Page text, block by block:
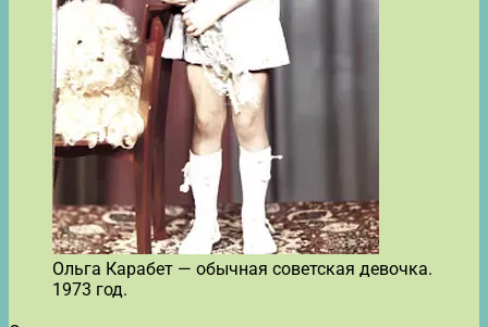
Ольга Карабет — обычная советская девочка.
1973 год.